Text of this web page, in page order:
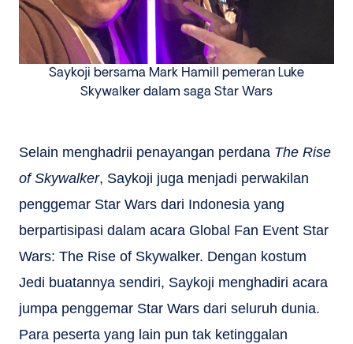
Saykoji bersama Mark Hamill pemeran Luke
Skywalker dalam saga Star Wars
Selain menghadrii penayangan perdana The Rise
of Skywalker, Saykoji juga menjadi perwakilan
penggemar Star Wars dari Indonesia yang
berpartisipasi dalam acara Global Fan Event Star
Wars: The Rise of Skywalker. Dengan kostum
Jedi buatannya sendiri, Saykoji menghadiri acara
jumpa penggemar Star Wars dari seluruh dunia.
Para peserta yang lain pun tak ketinggalan